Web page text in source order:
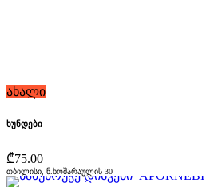
ახალი
ხუნდები
₾75.00
თბილისი, ნ.ხოშარაულის 30